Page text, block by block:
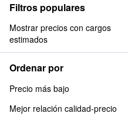
Filtros populares
Mostrar precios con cargos
estimados
Ordenar por
Precio más bajo
Mejor relación calidad-precio